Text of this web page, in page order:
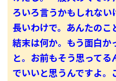
ろいろ言うかもしれな
長いわけで。あんたのこ
結末は何か。もう面白か
と。お前もそう思って
でいいと思うんですよ。